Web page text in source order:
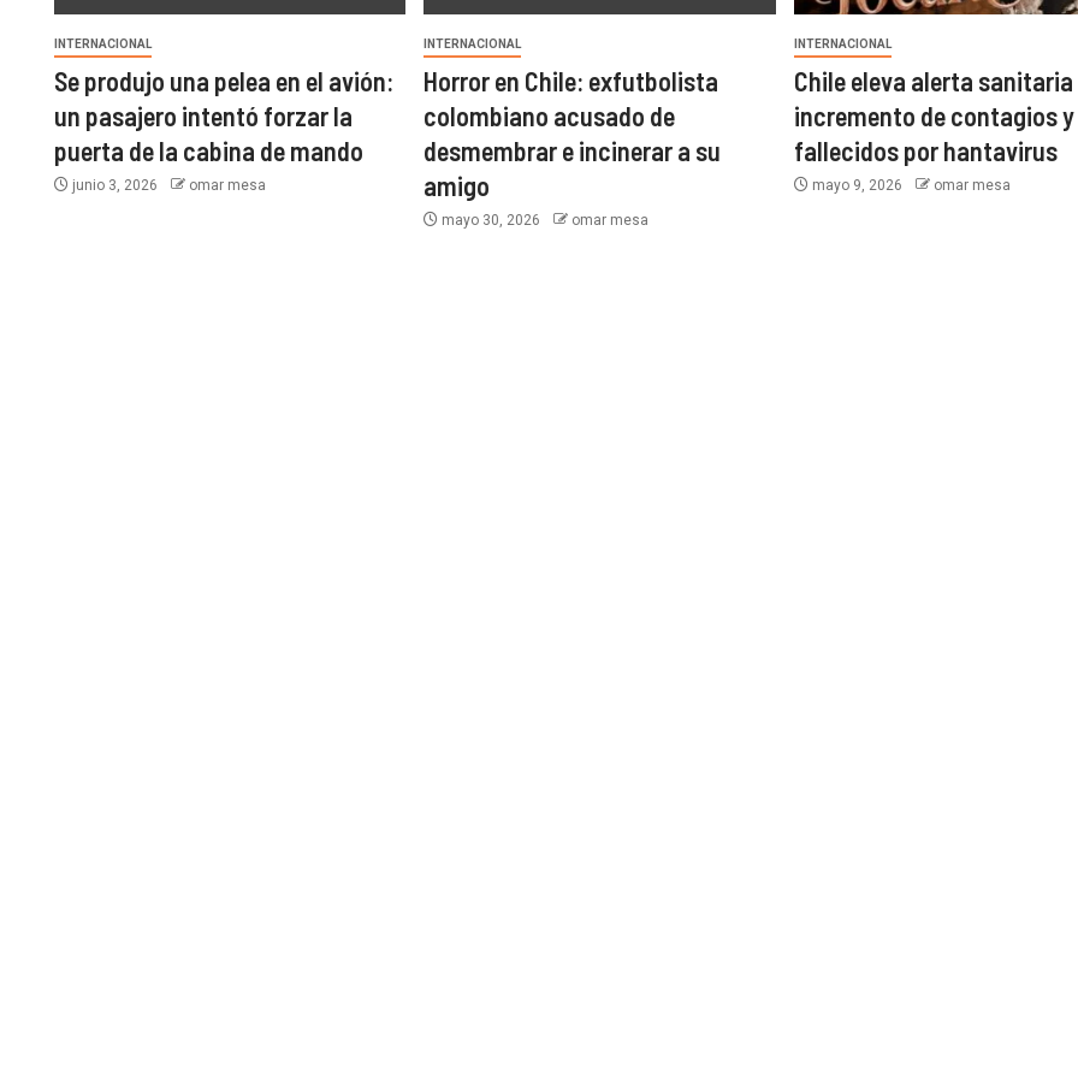
INTERNACIONAL
Se produjo una pelea en el avión:
un pasajero intentó forzar la
puerta de la cabina de mando
junio 3, 2026 omar mesa
INTERNACIONAL
Horror en Chile: exfutbolista
colombiano acusado de
desmembrar e incinerar a su
amigo
mayo 30, 2026 omar mesa
INTERNACIONAL
Chile eleva alerta
incremento de contagios y
fallecidos por hantavirus
mayo 9, 2026 omar mesa